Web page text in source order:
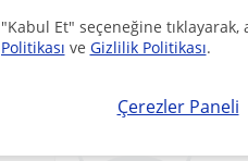
"Kabul Et" seçeneğine
Politikası ve Gizlilik Politikası.
Çerezler Paneli